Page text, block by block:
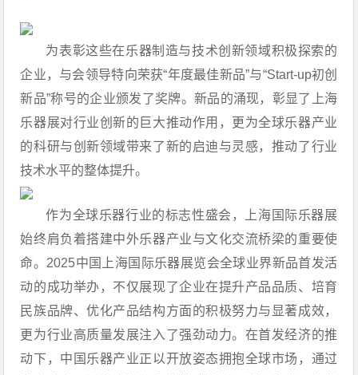
为表彰这些在乐器制造与技术创新领域积极探索的
企业，与会领导特向荣获“年度最佳新品”与“Start-up初创
新品”称号的企业颁发了奖牌。新品的涌现，彰显了上海
乐器展对行业创新的巨大推动作用，更为全球乐器产业
的科研与创新领域带来了新的启迪与灵感，推动了行业
技术水平的整体提升。
作为全球乐器行业的标志性盛会，上海国际乐器展
始终肩负着搭建中外乐器产业与文化交流桥梁的重要使
命。2025中国上海国际乐器展览会全球业界新品首发活
动的成功举办，不仅展现了企业在提升产品品质、培育
民族品牌、优化产品结构方面的积极努力与显著成效，
更为行业高质量发展注入了强劲动力。在首发经济的推
动下，中国乐器产业正以开放姿态拥抱全球市场，通过